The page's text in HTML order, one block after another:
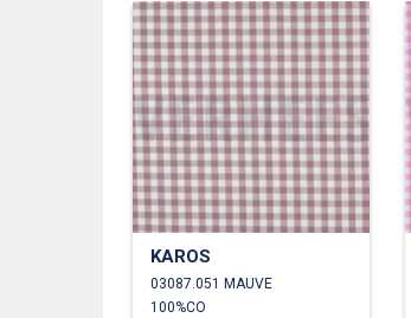
KAROS
03087.051 MAUVE
100%CO